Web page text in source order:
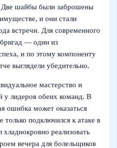
Две шайбы были заброшены
и они стали
встречи. Для современного
— один из
и по этому компоненту
выглядели убедительно.
мастерство и
у лидеров обеих команд. В
ошибка может оказаться
подключился к атаке в
реализовать
вечера для болельщиков